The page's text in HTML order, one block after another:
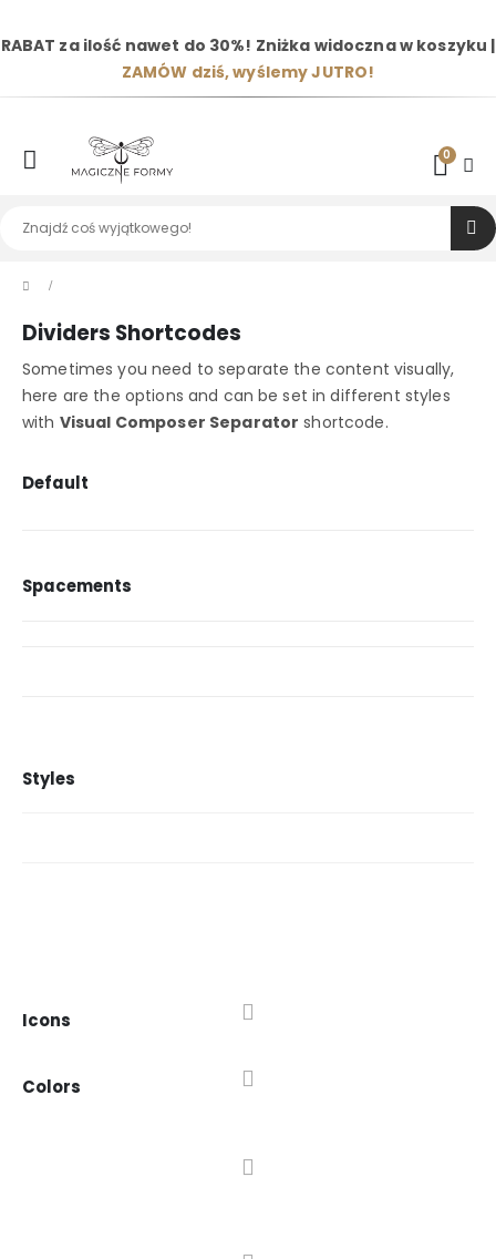
RABAT za ilość nawet do 30%! Zniżka widoczna w koszyku |
ZAMÓW dziś, wyślemy JUTRO!
0
Dividers Shortcodes
Sometimes you need to separate the content visually,
here are the options and can be set in different styles
with Visual Composer Separator shortcode.
Default
Spacements
Styles
Icons
Colors